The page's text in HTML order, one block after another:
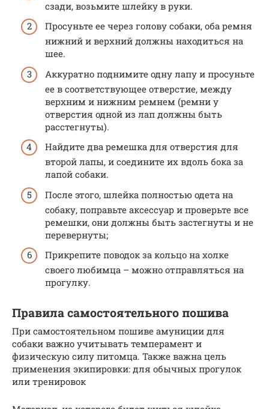
сзади, возьмите шлейку в руки.
Просуньте ее через голову собаки, оба ремня
нижний и верхний должны находиться на
шее.
Аккуратно поднимите одну лапу и просуньте
ее в соответствующее отверстие, между
верхним и нижним ремнем (ремни у
отверстия одной из лап должны быть
расстегнуты).
Найдите два ремешка для отверстия для
второй лапы, и соедините их вдоль бока за
лапой собаки.
После этого, шлейка полностью одета на
собаку, поправьте аксессуар и проверьте все
ремешки, они должны быть застегнуты и не
перевернуты;
Прикрепите поводок за кольцо на холке
своего любимца – можно отправляться на
прогулку.
Правила самостоятельного пошива
При самостоятельном пошиве амуниции для
собаки важно учитывать темперамент и
физическую силу питомца. Также важна цель
применения экипировки: для обычных прогулок
или тренировок